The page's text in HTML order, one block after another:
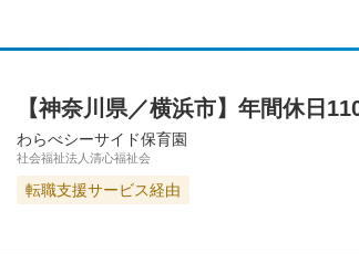
【神奈川県／横浜市】年間休日
わらべシーサイド保育園
社会福祉法人清心福祉会
転職支援サービス経由